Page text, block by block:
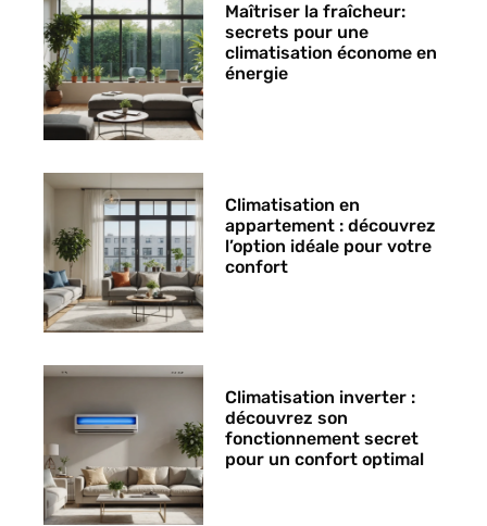
Maîtriser la fraîcheur:
secrets pour une
climatisation économe en
énergie
Climatisation en
appartement : découvrez
l’option idéale pour votre
confort
Climatisation inverter :
découvrez son
fonctionnement secret
pour un confort optimal